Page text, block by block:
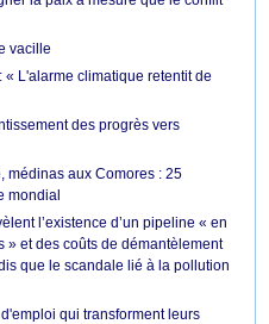
vacille
L'alarme climatique retentit de
des progrès vers
médinas aux Comores : 25
mondial
l’existence d’un pipeline « en
» et des coûts de démantèlement
que le scandale lié à la pollution
qui transforment leurs